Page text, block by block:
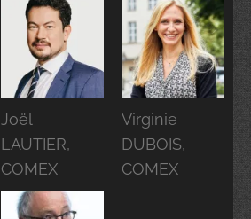
Joël
LAUTIER,
COMEX
Virginie
DUBOIS,
COMEX